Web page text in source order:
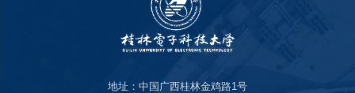
地址：中国广西桂林金鸡路1号